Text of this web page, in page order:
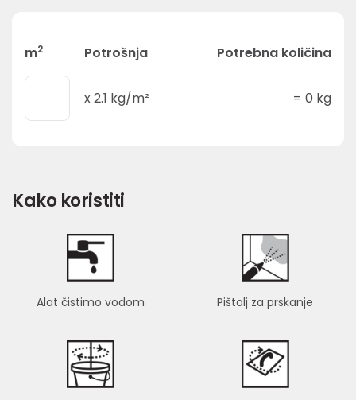
m2 Potrošnja Potrebna količina
x2.1 kg/m² = 0 kg
Kako koristiti
Alat čistimo vodom Pištolj za prskanje